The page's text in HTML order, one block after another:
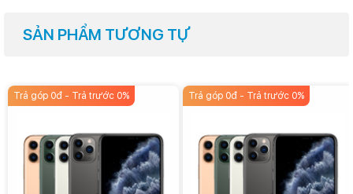
SẢN PHẨM TƯƠNG TỰ
Trả góp 0đ - Trả trước 0% Trả góp 0đ - Trả trước 0%